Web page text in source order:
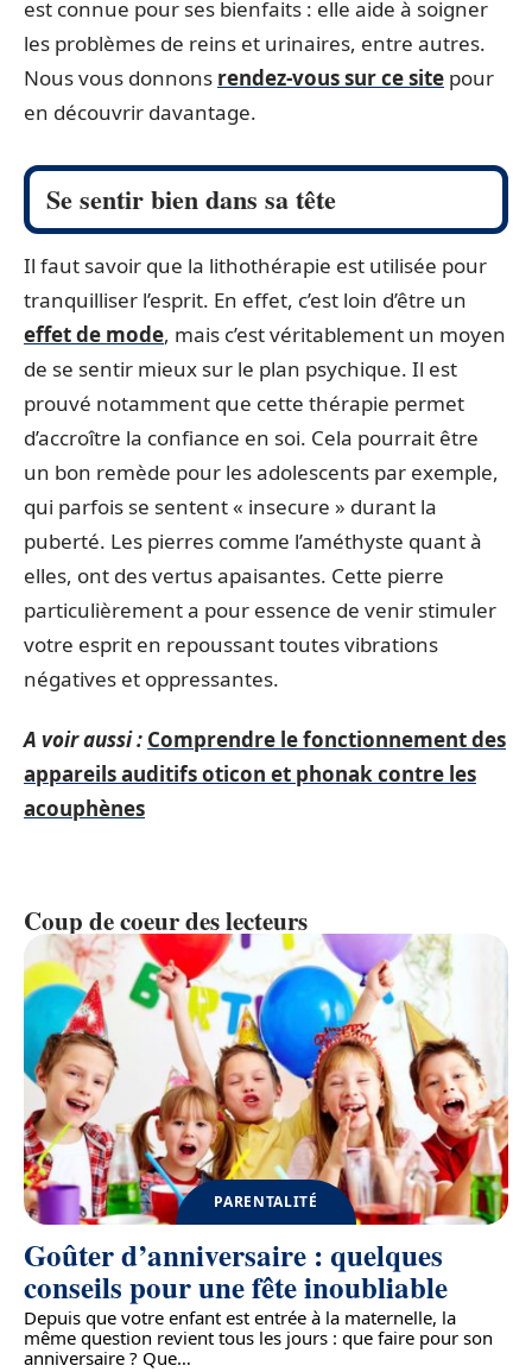
est connue pour ses bienfaits : elle aide à soigner
les problèmes de reins et urinaires, entre autres.
Nous vous donnons rendez-vous surce site pour
en découvrir davantage.
Se sentir bien dans sa tête
Il faut savoir que la lithothérapie est utilisée pour
tranquilliser l’esprit. En effet, c’est loin d’être un
effet de mode, mais c’est véritablement un moyen
de se sentir mieux sur le plan psychique. Il est
prouvé notamment que cette thérapie permet
d’accroître la confiance en soi. Cela pourrait être
un bon remède pour les adolescents par exemple,
qui parfois se sentent « insecure » durant la
puberté. Les pierres comme l’améthyste quant à
elles, ont des vertus apaisantes. Cette pierre
particulièrement a pour essence de venir stimuler
votre esprit en repoussant toutes vibrations
négatives et oppressantes.
A voir aussi : Comprendre le fonctionnement des
appareils auditifs oticon et phonak contre les
acouphènes
Coup de coeur des lecteurs
PARENTALITÉ
Goûter d’anniversaire : quelques
conseils pour une fête inoubliable
Depuis que votre enfant est entrée à la maternelle, la
même question revient tous les jours : que faire pour son
anniversaire ? Que…